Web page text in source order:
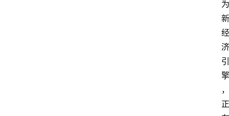
为
新
经
济
引
擎
，
正